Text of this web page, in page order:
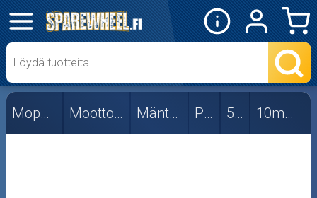
✕
Mopon osat
50cc
10mm tapilla
Mopon osat Moottorin osat Mäntäsarjat Puch 50cc 10mm tapilla